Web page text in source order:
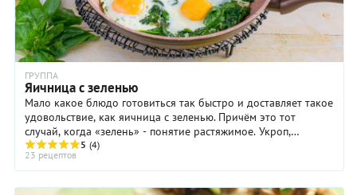
ГРУППА
Яичница с зеленью
Мало какое блюдо готовиться так быстро и доставляет такое
удовольствие, как яичница с зеленью. Причём это тот
случай, когда «зелень» - понятие растяжимое. Укроп,
петрушка, тархун, базилик и далее по ...
5 (4)
23 рецептов